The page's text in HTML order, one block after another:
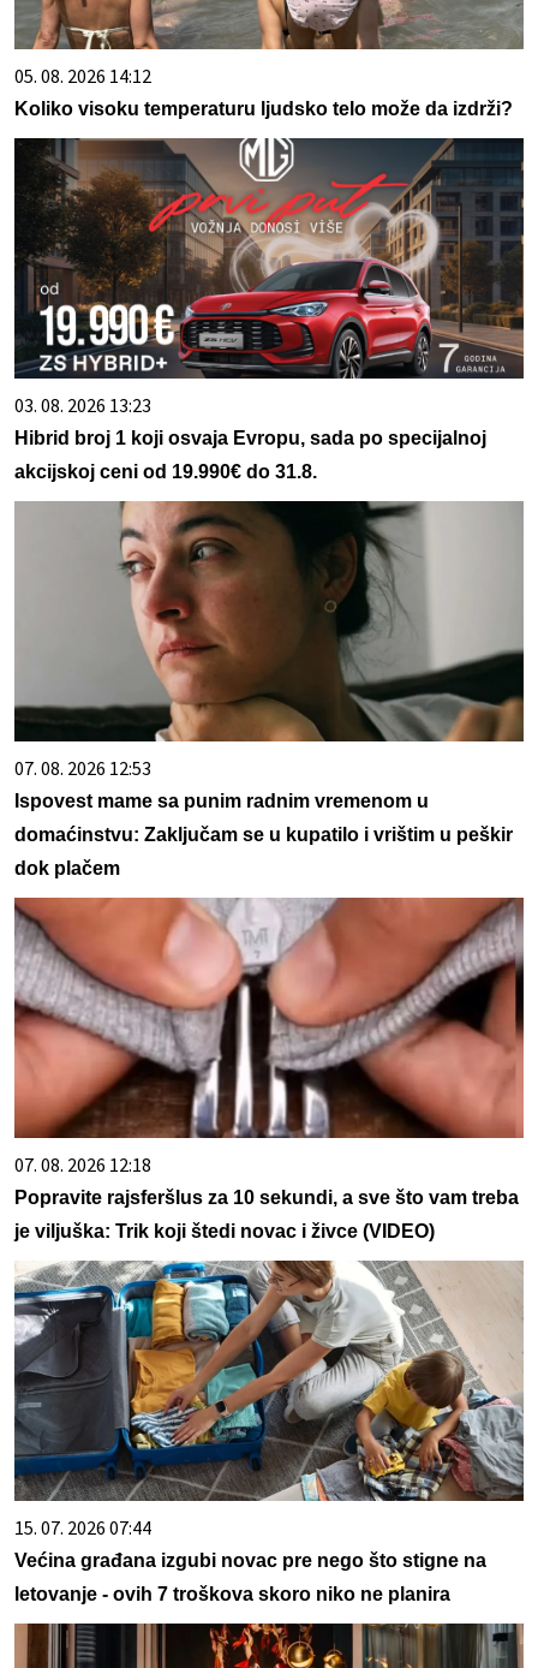
05. 08. 2026 14:12
Koliko visoku temperaturu ljudsko telo može da izdrži?
03. 08. 2026 13:23
Hibrid broj 1 koji osvaja Evropu, sada po specijalnoj
akcijskoj ceni od 19.990€ do 31.8.
07. 08. 2026 12:53
Ispovest mame sa punim radnim vremenom u
domaćinstvu: Zaključam se u kupatilo i vrištim u peškir
dok plačem
07. 08. 2026 12:18
Popravite rajsferšlus za 10 sekundi, a sve što vam treba
je viljuška: Trik koji štedi novac i živce (VIDEO)
15. 07. 2026 07:44
Većina građana izgubi novac pre nego što stigne na
letovanje - ovih 7 troškova skoro niko ne planira